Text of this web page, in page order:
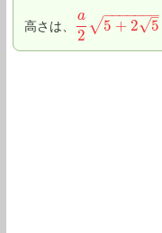
高さは、
a
2
5 + 2 5
–
√
− −
−−−−−
√
a2 5+2 5≃ 1.54a